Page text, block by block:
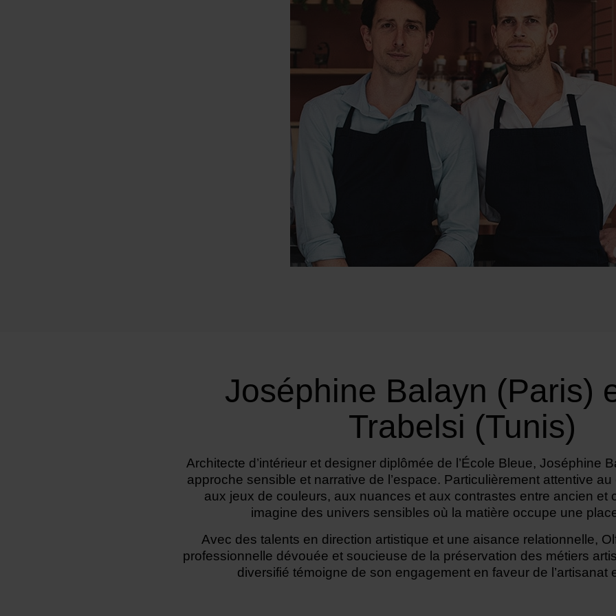
Joséphine Balayn (Paris)
Trabelsi (Tunis)
Architecte d’intérieur et designer diplômée de l’École Bleue, Joséphine
approche sensible et narrative de l’espace. Particulièrement attentive
aux jeux de couleurs, aux nuances et aux contrastes entre ancien et
imagine des univers sensibles où la matière occupe une
Avec des talents en direction artistique et une aisance relationnelle,
professionnelle dévouée et soucieuse de la préservation des métiers
diversifié témoigne de son engagement en faveur de l’artisanat